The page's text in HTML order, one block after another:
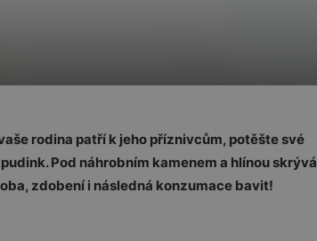
rodina patří k jeho příznivcům, potěšte své
Pod náhrobním kamenem a hlínou skrývá
zdobení i následná konzumace bavit!